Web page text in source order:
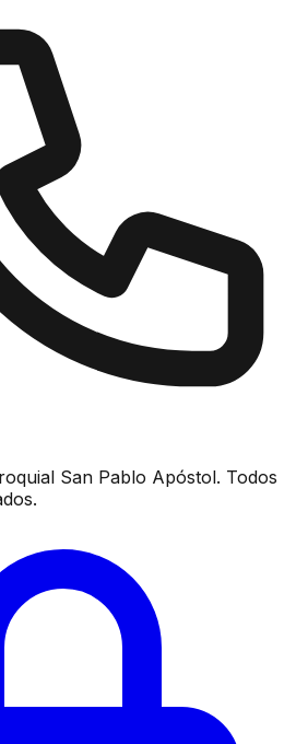
San Pablo Apóstol. Todos